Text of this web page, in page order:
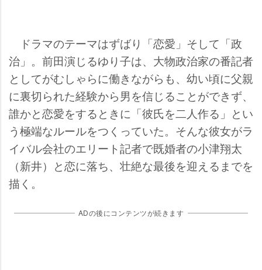
ドラマのテーマはずばり「恋愛」そして「政
治」。前田演じるゆり子は、大物政治家の番記者
としてがむしゃらに働きながらも、幼い頃に父親
に裏切られた経験から男を信じることができず、
誰かと恋愛をするときに「彼氏を二人作る」とい
う極端なルールをつくっていた。そんな彼女がラ
イバル会社のエリート記者で既婚者の小津翔太
（新井）と恋に落ち、壮絶な最後を迎えるまでを
描く。
ADの後にコンテンツが続きます